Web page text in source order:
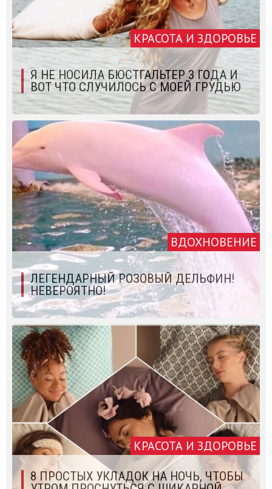
КРАСОТА И ЗДОРОВЬЕ
Я НЕ НОСИЛА БЮСТГАЛЬТЕР 3 ГОДА И
ВОТ ЧТО СЛУЧИЛОСЬ С МОЕЙ ГРУДЬЮ
ВДОХНОВЕНИЕ
ЛЕГЕНДАРНЫЙ РОЗОВЫЙ ДЕЛЬФИН!
НЕВЕРОЯТНО!
КРАСОТА И ЗДОРОВЬЕ
8 ПРОСТЫХ УКЛАДОК НА НОЧЬ, ЧТОБЫ